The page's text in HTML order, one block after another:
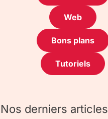
Web
Bons plans
Tutoriels
Nos derniers articles